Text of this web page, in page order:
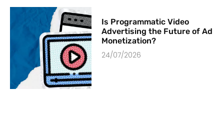
Is Programmatic Video
Advertising the Future of Ad
Monetization?
24/07/2026